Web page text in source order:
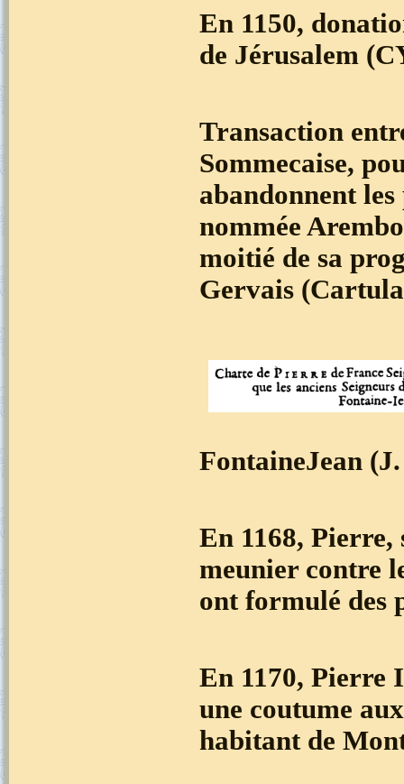
En 1150,
de Jérusalem
Transaction
Sommecaise,
abandonnent
nommée
moitié de sa
Gervais
FontaineJean
En 1168, Pierre,
meunier contre
ont formulé des
En 1170, Pierre
une coutume aux
habitant de